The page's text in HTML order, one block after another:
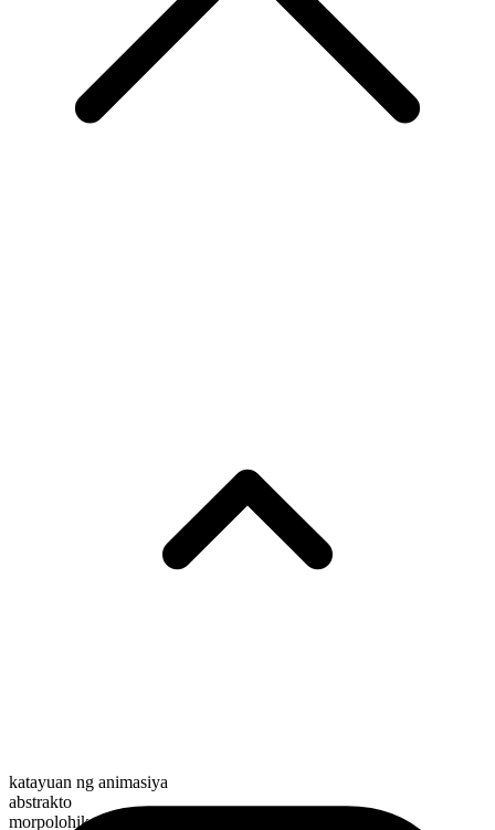
katayuan ng animasiya
abstrakto
morpolohikal na kayarian